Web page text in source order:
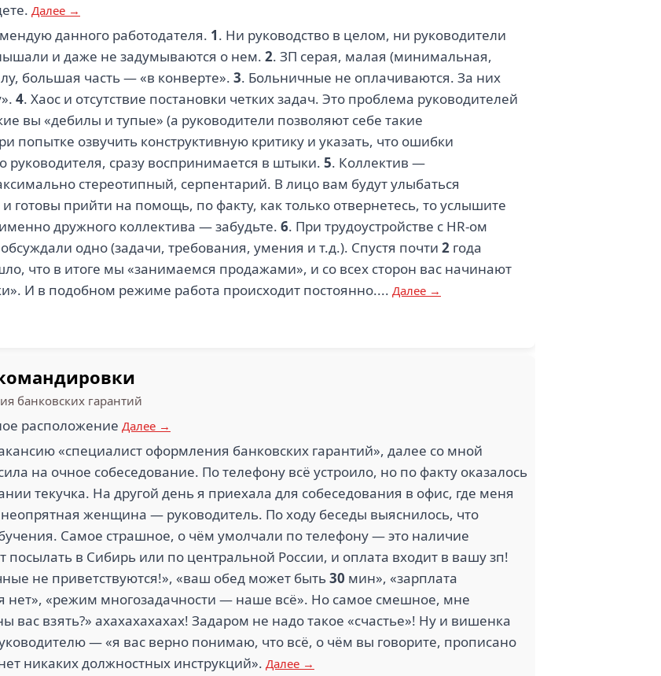
Далее →
данного работодателя. 1. Ни руководство в целом, ни руководители
и даже не задумываются о нем. 2. ЗП серая, малая (минимальная,
большая часть — «в конверте». 3. Больничные не оплачиваются. За них
4. Хаос и отсутствие постановки четких задач. Это проблема руководителей
вы «дебилы и тупые» (а руководители позволяют себе такие
попытке озвучить конструктивную критику и указать, что ошибки
сразу воспринимается в штыки. 5. Коллектив —
стереотипный, серпентарий. В лицо вам будут улыбаться
готовы прийти на помощь, по факту, как только отвернетесь, то услышите
дружного коллектива — забудьте. 6. При трудоустройстве с HR-ом
одно (задачи, требования, умения и т.д.). Спустя почти 2 года
что в итоге мы «занимаемся продажами», и со всех сторон вас начинают
И в подобном режиме работа происходит постоянно.... Далее →
банковских гарантий
расположение Далее →
«специалист оформления банковских гарантий», далее со мной
на очное собеседование. По телефону всё устроило, но по факту оказалось
текучка. На другой день я приехала для собеседования в офис, где меня
женщина — руководитель. По ходу беседы выяснилось, что
Самое страшное, о чём умолчали по телефону — это наличие
посылать в Сибирь или по центральной России, и оплата входит в вашу зп!
не приветствуются!», «ваш обед может быть30 мин», «зарплата
нет», «режим многозадачности — наше всё». Но самое смешное, мне
взять?» ахахахахахах! Задаром не надо такое «счастье»! Ну и вишенка
— «я вас верно понимаю, что всё, о чём вы говорите, прописано
никаких должностных инструкций». Далее →